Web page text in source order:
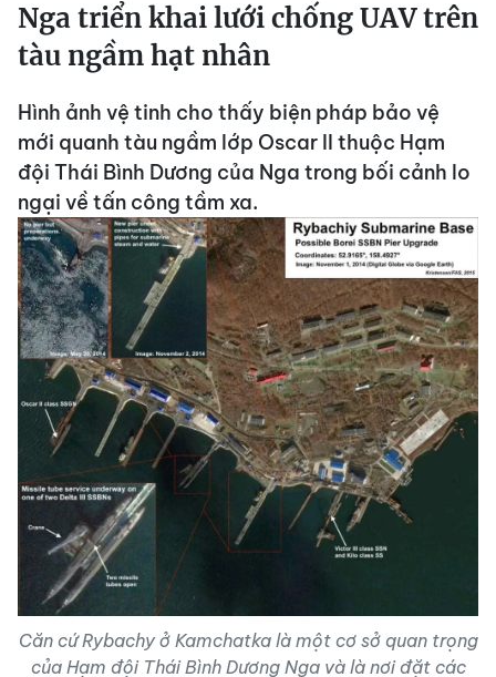
Nga triển khai lưới chống UAV trên
tàu ngầm hạt nhân
Hình ảnh vệ tinh cho thấy biện pháp bảo vệ
mới quanh tàu ngầm lớp Oscar II thuộc Hạm
đội Thái Bình Dương của Nga trong bối cảnh lo
ngại về tấn công tầm xa.
Căn cứ Rybachy ở Kamchatka là một cơ sở quan trọng
của Hạm đội Thái Bình Dương Nga và là nơi đặt các